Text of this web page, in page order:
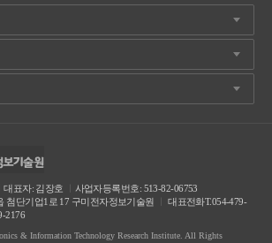
ㅣ대표자: 김장호
사업자등록번호: 513-82-06753
첨단기업1로 17 구미전자정보기술원
대표전화T.054-479-
2176
& Information Technology Research Institute. All Rights